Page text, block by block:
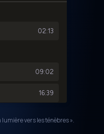
lumière vers les ténèbres ».